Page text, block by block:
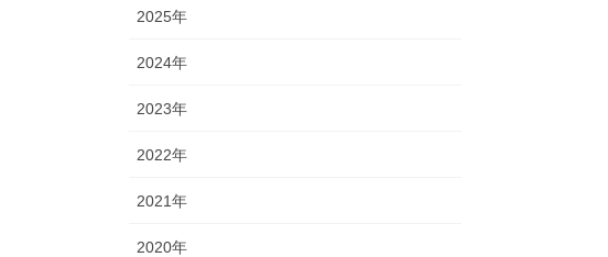
2025年
2024年
2023年
2022年
2021年
2020年